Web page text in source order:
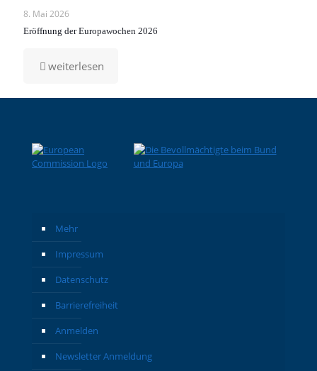
zweimal
8. Mai 2026
Eröffnung der Europawochen 2026
weiterlesen
Mehr
Impressum
Datenschutz
Barrierefreiheit
Anmelden
Newsletter Anmeldung